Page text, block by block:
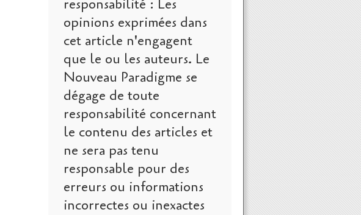
responsabilité : Les
opinions exprimées dans
cet article n'engagent
que le ou les auteurs. Le
Nouveau Paradigme se
dégage de toute
responsabilité concernant
le contenu des articles et
ne sera pas tenu
responsable pour des
erreurs ou informations
incorrectes ou inexactes